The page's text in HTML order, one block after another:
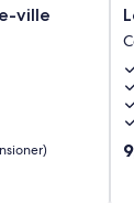
ville
Pin
-
-